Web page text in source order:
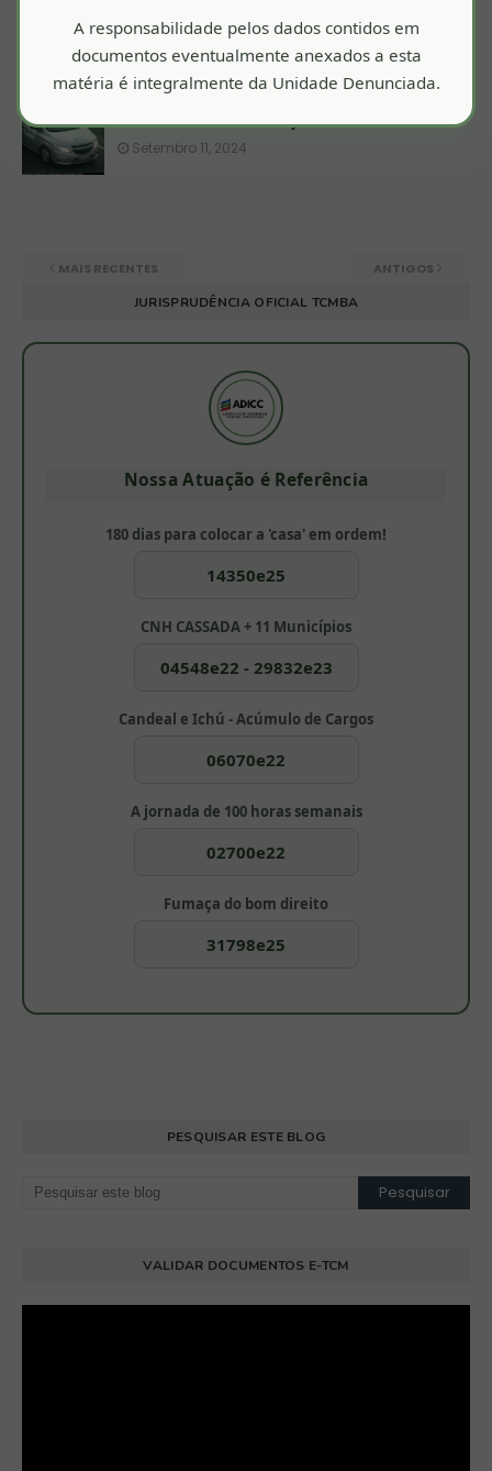
Mundo Novo/BA: Infrações - PJY6517
Setembro 11, 2024
Mundo Novo/BA: Infrações - PKG5701
Setembro 11, 2024
MAIS RECENTES
ANTIGOS
JURISPRUDÊNCIA OFICIAL TCMBA
Nossa Atuação é Referência
180 dias para colocar a 'casa' em ordem!
14350e25
CNH CASSADA + 11 Municípios
04548e22 - 29832e23
Candeal e Ichú - Acúmulo de Cargos
06070e22
A jornada de 100 horas semanais
02700e22
Fumaça do bom direito
31798e25
A responsabilidade pelos dados contidos em
documentos eventualmente anexados a esta
matéria é integralmente da Unidade Denunciada.
PESQUISAR ESTE BLOG
VALIDAR DOCUMENTOS E-TCM